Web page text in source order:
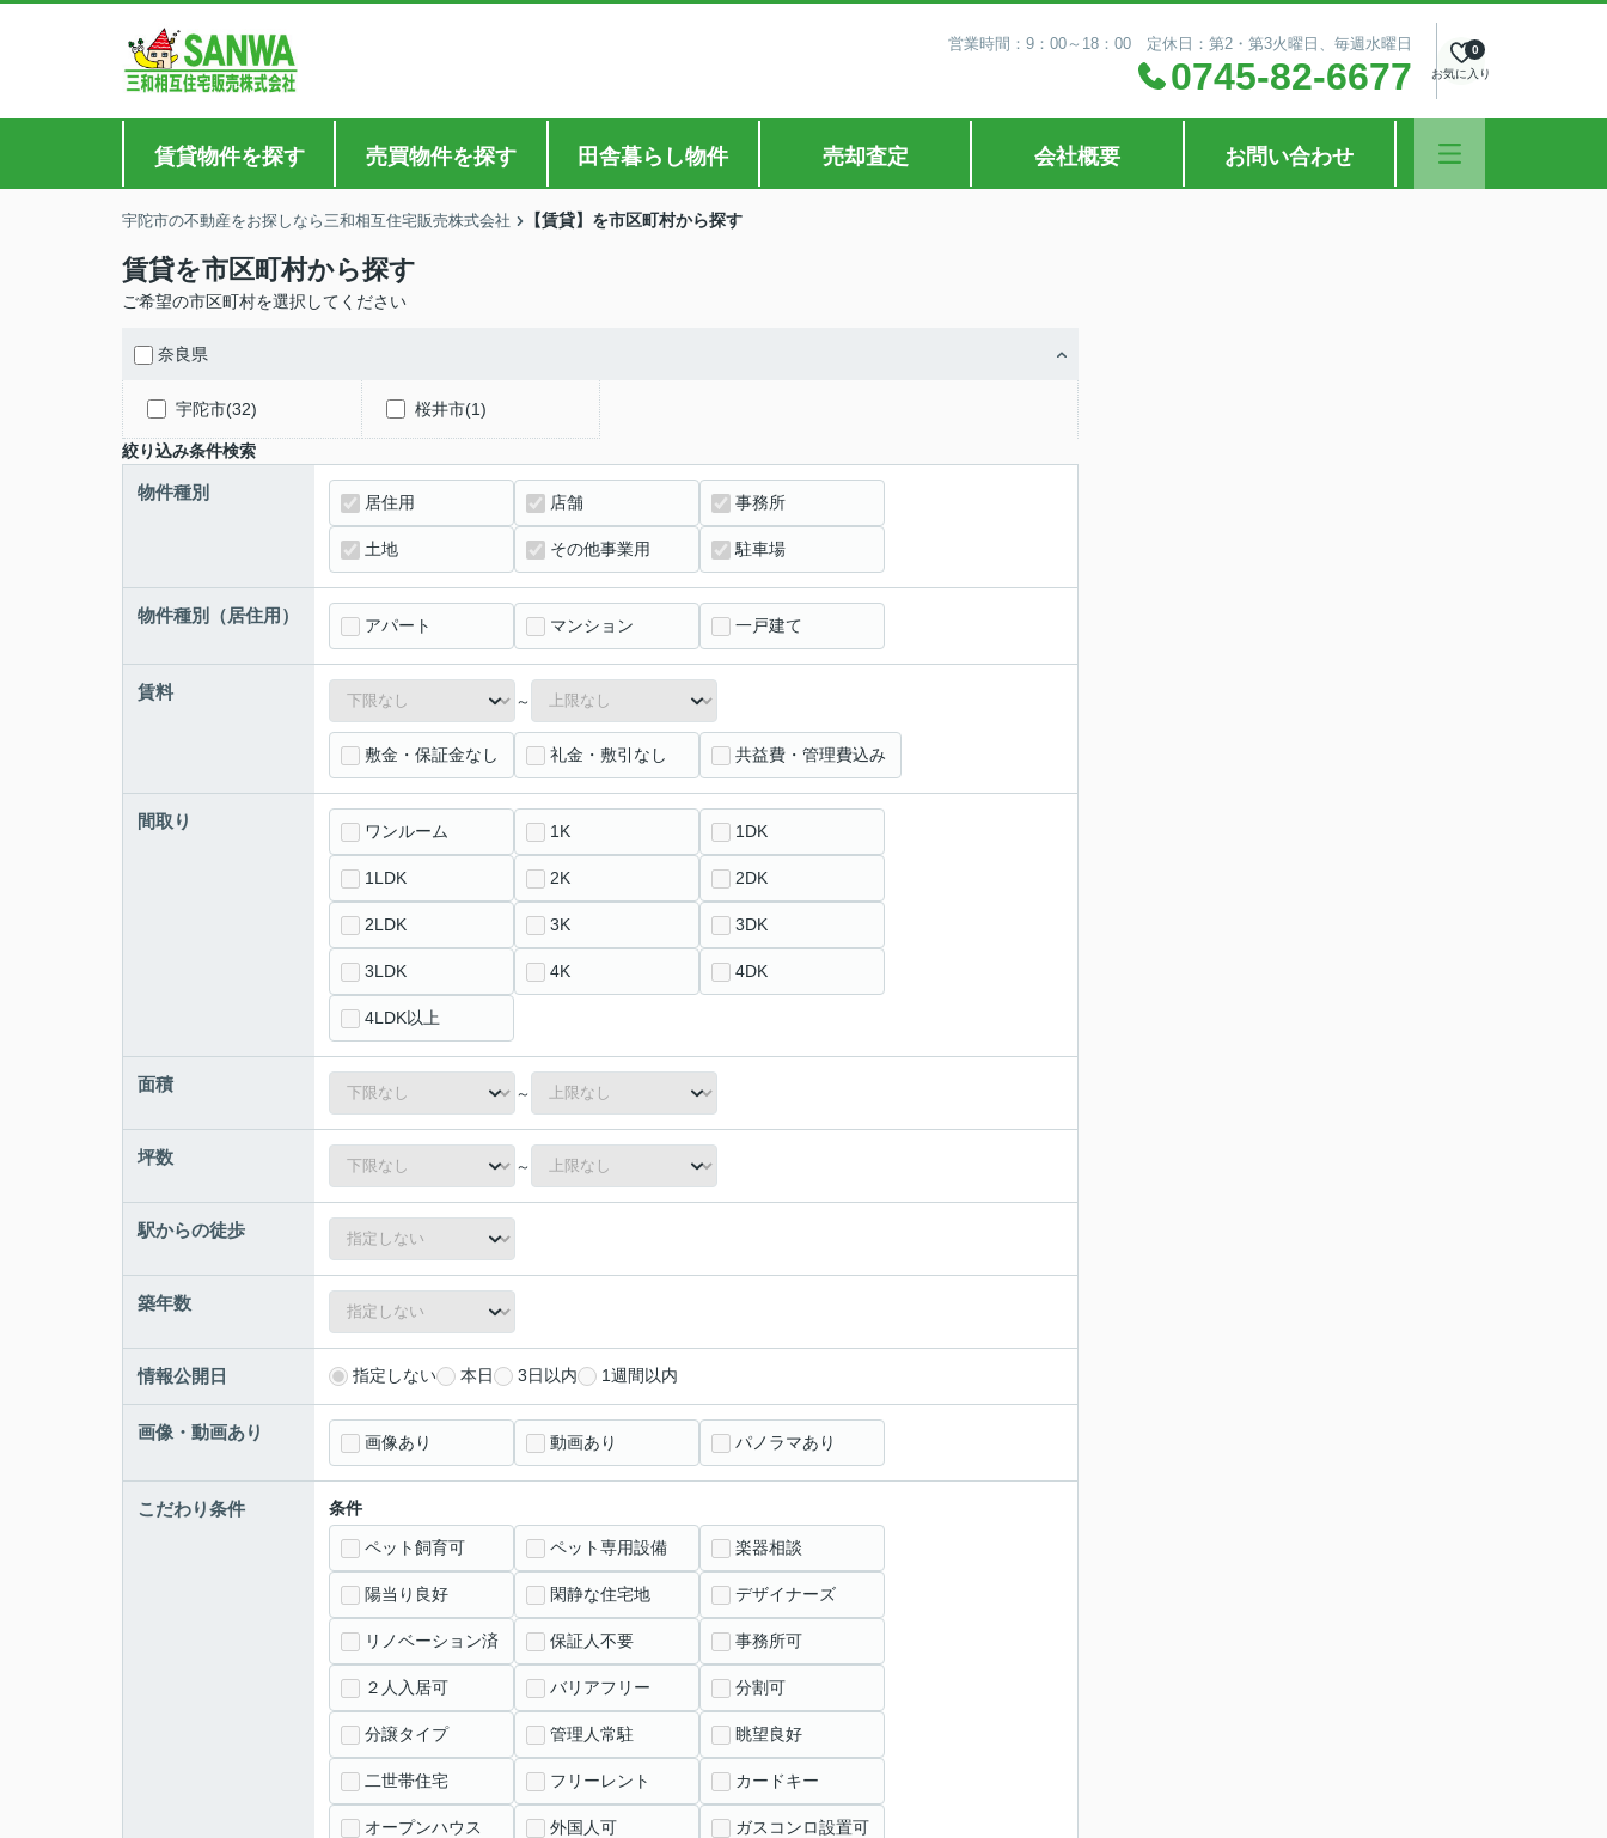
営業時間：9：00～18：00 定休日：第2・第3火曜日、毎週水曜日
0745-82-6677 お気に入り
0
賃貸物件を探す 売買物件を探す 田舎暮らし物件 売却査定 会社概要 お問い合わせ
宇陀市の不動産をお探しなら三和相互住宅販売株式会社 【賃貸】を市区町村から探す
賃貸を市区町村から探す
ご希望の市区町村を選択してください
奈良県
宇陀市(32) 桜井市(1)
絞り込み条件検索
物件種別 居住用 店舗 事務所
土地 その他事業用 駐車場
物件種別（居住用） アパート マンション 一戸建て
賃料 ～
敷金・保証金なし 礼金・敷引なし 共益費・管理費込み
間取り ワンルーム 1K 1DK
1LDK 2K 2DK
2LDK 3K 3DK
3LDK 4K 4DK
4LDK以上
面積 ～
坪数 ～
駅からの徒歩
築年数
情報公開日 指定しない 本日 3日以内 1週間以内
画像・動画あり 画像あり 動画あり パノラマあり
こだわり条件 条件
ペット飼育可 ペット専用設備 楽器相談
陽当り良好 閑静な住宅地 デザイナーズ
リノベーション済 保証人不要 事務所可
２人入居可 バリアフリー 分割可
分譲タイプ 管理人常駐 眺望良好
二世帯住宅 フリーレント カードキー
オープンハウス 外国人可 ガスコンロ設置可